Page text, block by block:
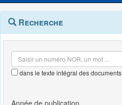
Navigation
outils
Menu
contextuel
Recherche
dans le texte intégral des documents